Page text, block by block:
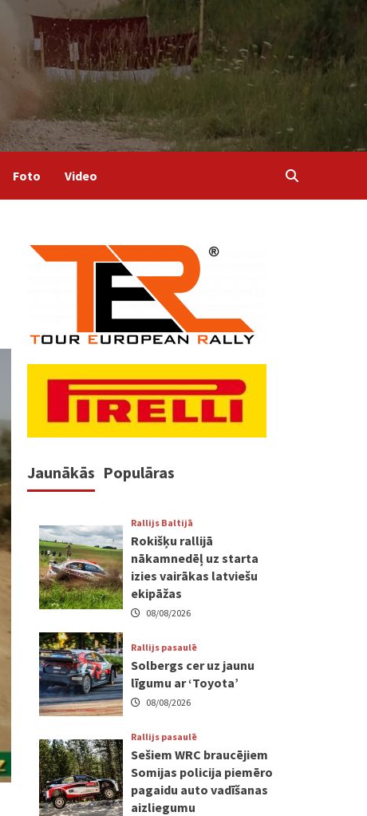
Foto Video
Jaunākās Populāras
Rallijs Baltijā
Rokišķu rallijā
nākamnedēļ uz starta
izies vairākas latviešu
ekipāžas
08/08/2026
Rallijs pasaulē
Solbergs cer uz jaunu
līgumu ar ‘Toyota’
08/08/2026
Rallijs pasaulē
Sešiem WRC braucējiem
Somijas policija piemēro
pagaidu auto vadīšanas
aizliegumu